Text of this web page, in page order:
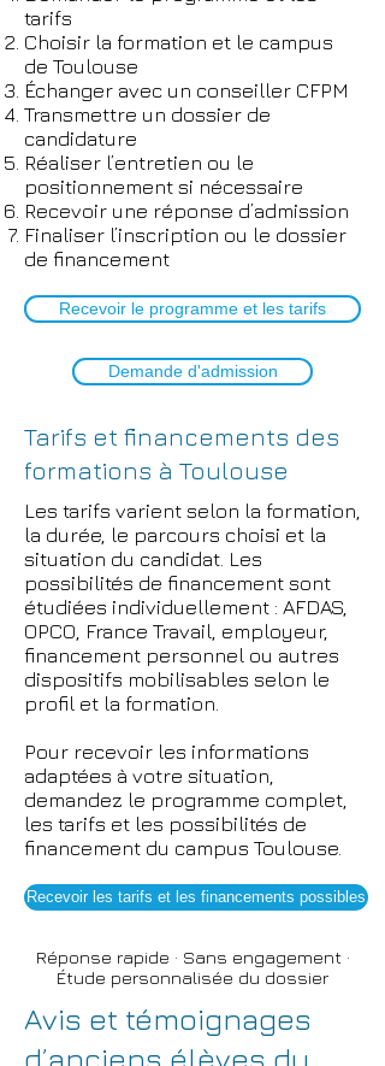
tarifs
Choisir la formation et le campus
de Toulouse
Échanger avec un conseiller CFPM
Transmettre un dossier de
candidature
Réaliser l’entretien ou le
positionnement si nécessaire
Recevoir une réponse d’admission
Finaliser l’inscription ou le dossier
de financement
Recevoir le programme et les tarifs
Demande d'admission
Tarifs et financements des
formations à Toulouse
Les tarifs varient selon la formation,
la durée, le parcours choisi et la
situation du candidat. Les
possibilités de financement sont
étudiées individuellement : AFDAS,
OPCO, France Travail, employeur,
financement personnel ou autres
dispositifs mobilisables selon le
profil et la formation.
Pour recevoir les informations
adaptées à votre situation,
demandez le programme complet,
les tarifs et les possibilités de
financement du campus Toulouse.
Recevoir les tarifs et les financements possibles
Réponse rapide · Sans engagement ·
Étude personnalisée du dossier
Avis et témoignages
d’anciens élèves du